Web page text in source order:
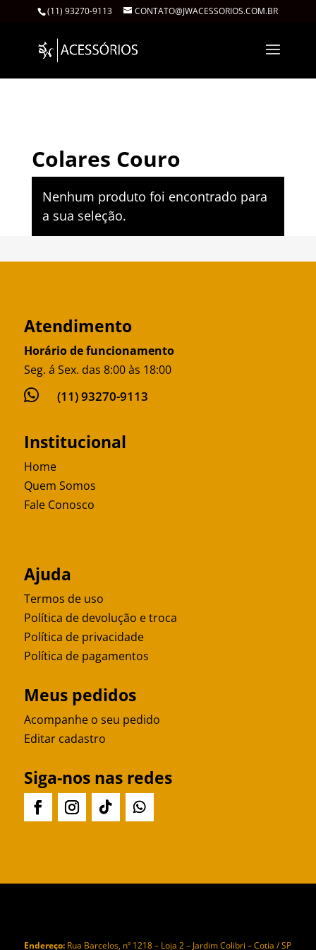
(11) 93270-9113 CONTATO@JWACESSORIOS.COM.BR
Colares Couro
Nenhum produto foi encontrado para
a sua seleção.
Atendimento
Horário de funcionamento
Seg. á Sex. das 8:00 às 18:00
 (11) 93270-9113
Institucional
Home
Quem Somos
Fale Conosco
Ajuda
Termos de uso
Política de devolução e troca
Política de privacidade
Política de pagamentos
Meus pedidos
Acompanhe o seu pedido
Editar cadastro
Siga-nos nas redes
Endereço: Rua Barcelos, nº 1218 – Loja 2 – Jardim Colibri – Cotia / SP